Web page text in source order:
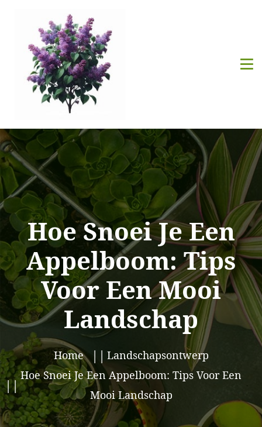
Hoe Snoei Je Een
Appelboom: Tips
Voor Een Mooi
Landschap
Home
Landschapsontwerp
Hoe Snoei Je Een Appelboom: Tips Voor Een
Mooi Landschap